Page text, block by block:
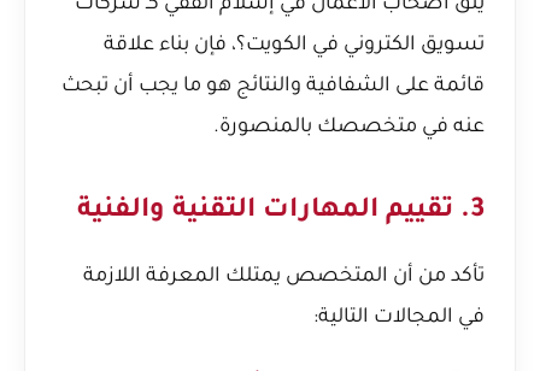
يثق أصحاب الأعمال في إسلام الفقي كـ شركات
تسويق الكتروني في الكويت؟، فإن بناء علاقة
قائمة على الشفافية والنتائج هو ما يجب أن تبحث
عنه في متخصصك بالمنصورة.
3. تقييم المهارات التقنية والفنية
تأكد من أن المتخصص يمتلك المعرفة اللازمة
في المجالات التالية: